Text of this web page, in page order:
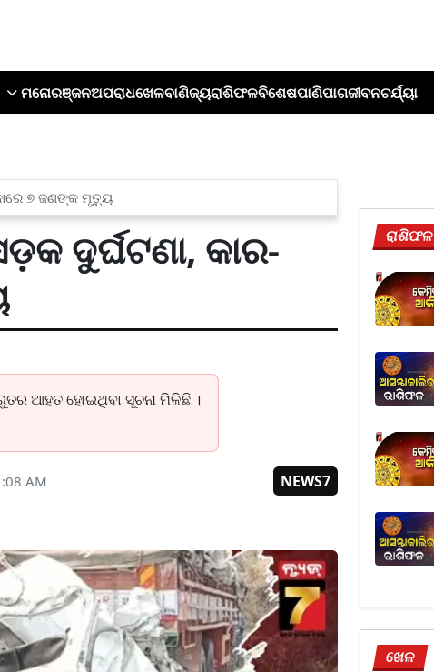
ମନୋରଞ୍ଜନଅପରାଧଖେଳବାଣିଜ୍ୟରାଶିଫଳବିଶେଷପାଣିପାଗଜୀବନଚର୍ଯ୍ୟା
୭ ଜଣଙ୍କ ମୃତ୍ୟୁ
ଦୁର୍ଘଟଣା, କାର-
ଆହତ ହୋଇଥିବା ସୂଚନା ମିଳିଛି ।
AM
NEWS7
ରାଶିଫଳ
ଖେଳ